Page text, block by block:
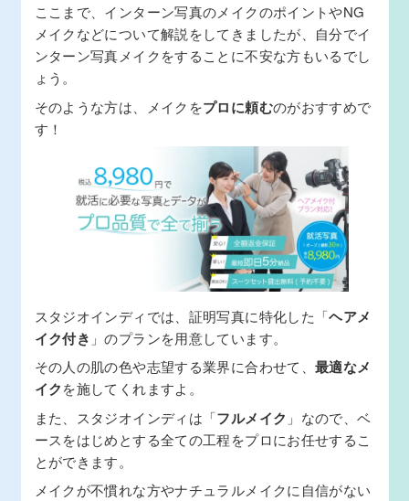
ここまで、インターン写真のメイクのポイントやNG
メイクなどについて解説をしてきましたが、自分でイ
ンターン写真メイクをすることに不安な方もいるでし
ょう。
そのような方は、メイクをプロに頼むのがおすすめで
す！
スタジオインディでは、証明写真に特化した「ヘアメ
イク付き 」のプランを用意しています。
その人の肌の色や志望する業界に合わせて、 最適なメ
イクを施してくれますよ。
また、スタジオインディは「フルメイク 」なので、ベ
ースをはじめとする全ての工程をプロにお任せするこ
とができます。
メイクが不慣れな方やナチュラルメイクに自信がない